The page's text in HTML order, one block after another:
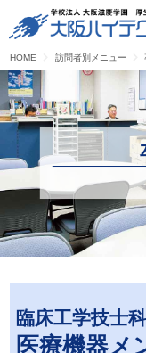
HOME 訪問者別メニュー
臨床工学技士
医療機器メ